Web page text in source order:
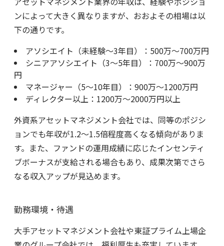
ンによって大きく異なりますが、おおよその相場は以
下の通りです。
アソシエイト（未経験〜3年目）：500万〜700万円
シニアアソシエイト（3〜5年目）：700万〜900万
円
マネージャー（5〜10年目）：900万〜1200万円
ディレクター以上：1200万〜2000万円以上
外資系アセットマネジメント会社では、同等のポジシ
ョンでも年収が1.2〜1.5倍程度高くなる傾向がありま
す。また、ファンドの運用成績に応じたインセンティ
ブボーナスが支給される場合もあり、成果次第でさら
なる収入アップが見込めます。
勤務環境・待遇
大手アセットマネジメント会社や東証プライム上場企